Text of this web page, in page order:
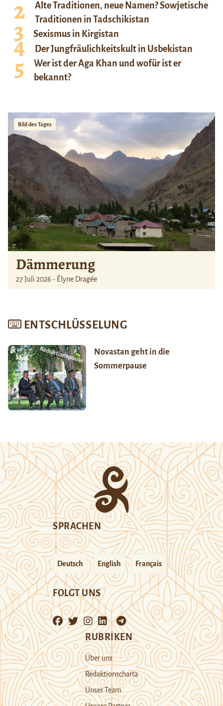
Alte Traditionen, neue Namen? Sowjetische
Traditionen in Tadschikistan
Sexismus in Kirgistan
Der Jungfräulichkeitskult in Usbekistan
Wer ist der Aga Khan und wofür ist er
bekannt?
Bild des Tages
Dämmerung
27 Juli 2026 - Élyne Dragée
ENTSCHLÜSSELUNG
Novastan geht in die
Sommerpause
SPRACHEN
Deutsch English Français
FOLGT UNS
RUBRIKEN
Über uns
Redaktionscharta
Unser Team